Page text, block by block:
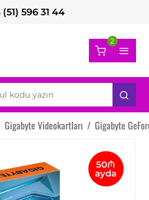
596 31 44
2
Gigabyte Videokartları / Gigabyte
50₼
ayda